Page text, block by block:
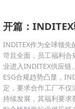
开篇：
INDITEX作为全球领先
苛且全面，员工福利合
业进入INDITEX供应
ESG合规趋势凸显，
定，要求合作工厂不
持续发展，其福利要求